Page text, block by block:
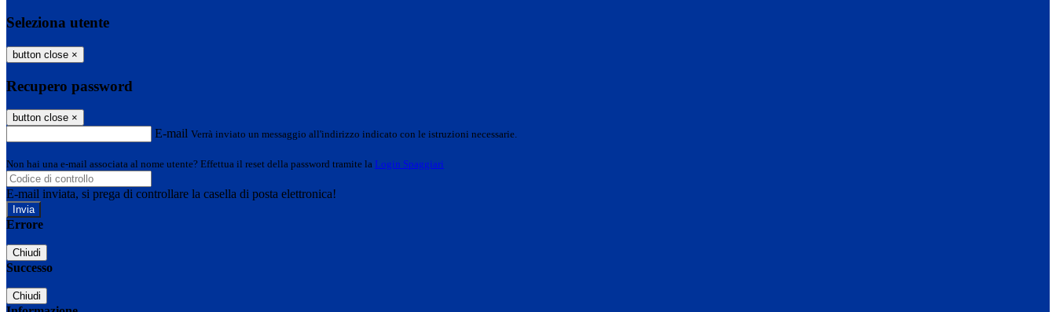
Seleziona utente
button close ×
Recupero password
button close ×
E-mail Verrà inviato un messaggio all'indirizzo indicato con le istruzioni necessarie.
Non hai una e-mail associata al nome utente? Effettua il reset della password tramite la Login Spaggiari
E-mail inviata, si prega di controllare la casella di posta elettronica!
Errore
Chiudi
Successo
Chiudi